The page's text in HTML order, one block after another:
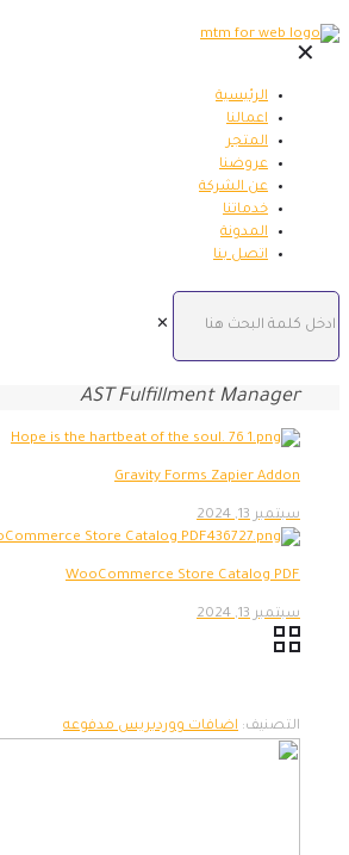
✕
الرئيسية
اعمالنا
المتجر
عروضنا
عن الشركة
خدماتنا
المدونة
اتصل بنا
✕
AST Fulfillment Manager
Gravity Forms Zapier Addon
سبتمبر 13, 2024
WooCommerce Store Catalog PDF
سبتمبر 13, 2024
التصنيف: اضافات ووردبريس مدفوعه